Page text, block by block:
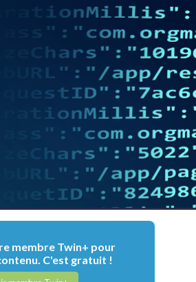
membre Twin+ pour
C'est gratuit !